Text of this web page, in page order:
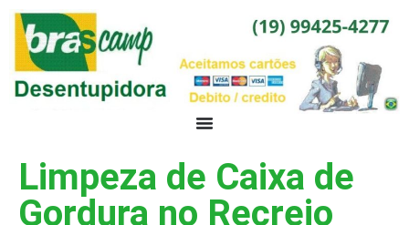
Limpeza de Caixa de
Gordura no Recreio